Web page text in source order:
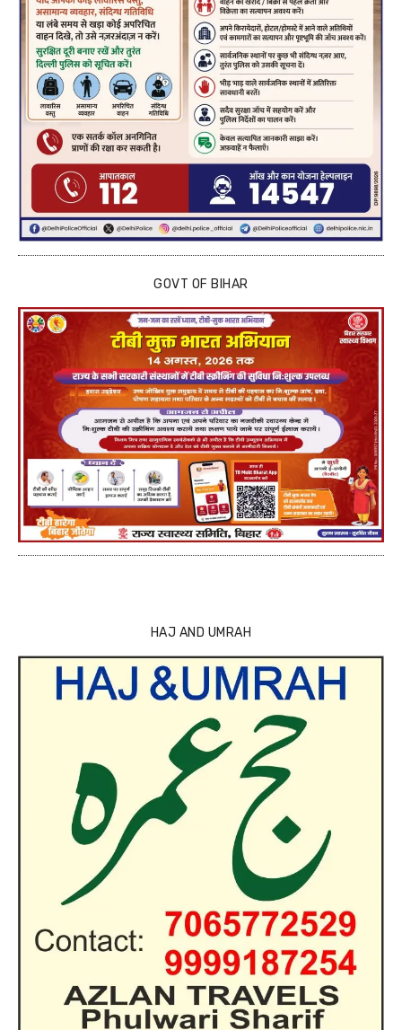
GOVT OF BIHAR
HAJ AND UMRAH